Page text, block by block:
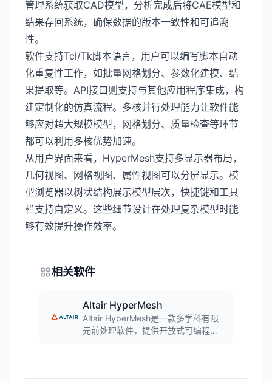
管理系统获取CAD模型，分析完成后将CAE模型和
结果存回系统，确保数据的版本一致性和可追溯
性。
软件支持Tcl/Tk脚本语言，用户可以编写脚本自动
化重复性工作，如批量网格划分、参数化建模、结
果提取等。API接口则支持与其他应用程序集成，构
建定制化的仿真流程。多核并行处理能力让软件能
够应对超大规模模型，网格划分、质量检查等环节
都可以利用多核优势加速。
从用户界面来看，HyperMesh支持多显示器布局，
几何视图、网格视图、属性视图可以分屏显示。模
型浏览器以树状结构展示模型层次，快捷键和工具
栏支持自定义。这些细节设计在处理复杂模型时能
够有效提升操作效率。
相关软件
Altair HyperMesh
Altair HyperMesh是一款多学科有限
元前处理软件，提供开放式可编程环
与优化，能够快速生成高质量网格，